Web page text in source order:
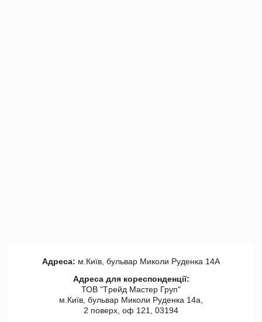
Адреса: м.Київ, бульвар Миколи Руденка 14А
Адреса для кореспонденції:
ТОВ "Tрейд Мастер Груп"
м.Київ, бульвар Миколи Руденка 14а,
2 поверх, оф 121, 03194